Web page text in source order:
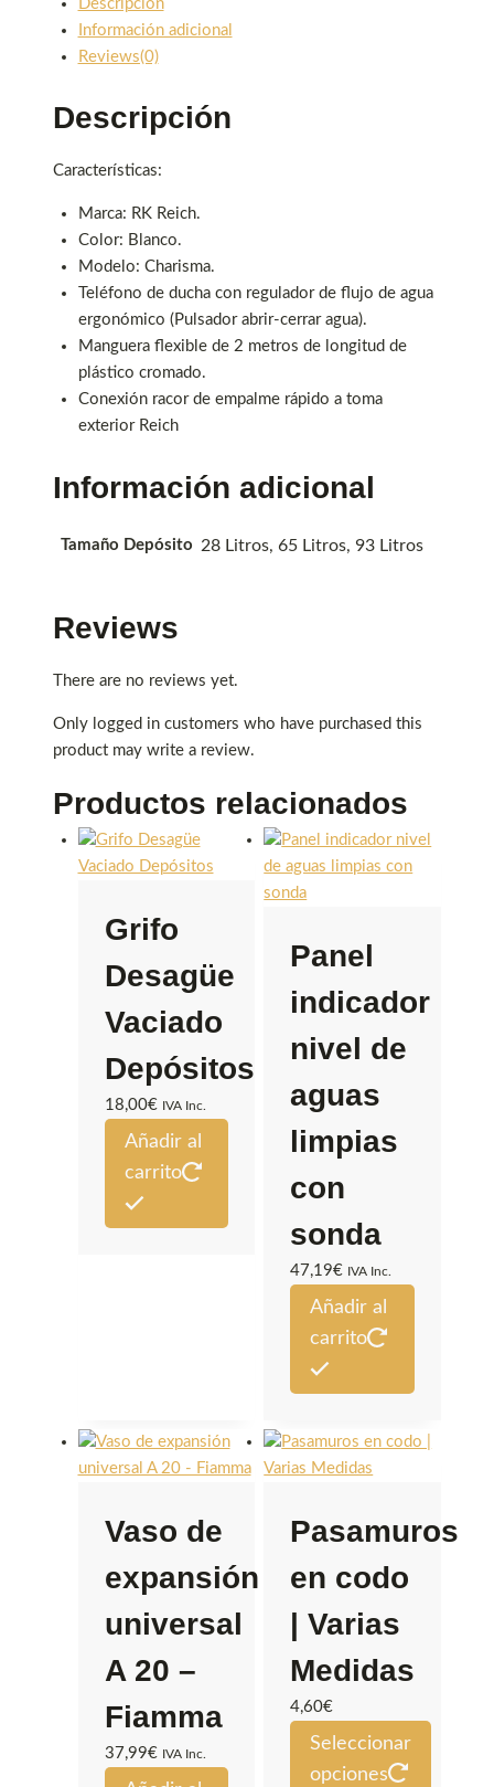
Descripción
Información adicional
Reviews(0)
Descripción
Características:
Marca: RK Reich.
Color: Blanco.
Modelo: Charisma.
Teléfono de ducha con regulador de flujo de agua
ergonómico (Pulsador abrir-cerrar agua).
Manguera flexible de 2 metros de longitud de
plástico cromado.
Conexión racor de empalme rápido a toma
exterior Reich
Información adicional
Tamaño Depósito 28 Litros, 65 Litros, 93 Litros
Reviews
There are no reviews yet.
Only logged in customers who have purchased this
product may write a review.
Productos relacionados
Grifo
Desagüe
Vaciado
Depósitos
18,00€ IVA Inc.
Añadir al
carrito
Panel
indicador
nivel de
aguas
limpias
con
sonda
47,19€ IVA Inc.
Añadir al
carrito
Vaso de
expansión
universal
A 20 –
Fiamma
37,99€ IVA Inc.
Pasamuros
en codo
| Varias
Medidas
4,60€
Seleccionar
opciones